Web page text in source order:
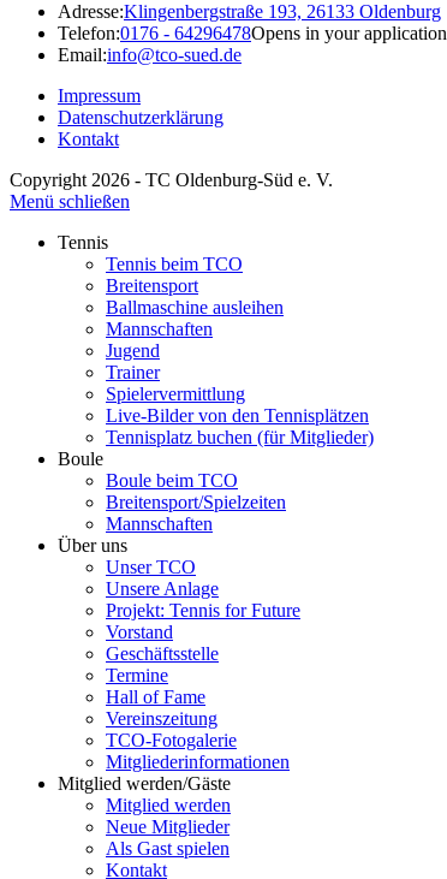
Adresse:Klingenbergstraße 193, 26133 Oldenburg
Telefon:0176 - 64296478Opens in your application
Email:info@tco-sued.de
Impressum
Datenschutzerklärung
Kontakt
Copyright 2026 - TC Oldenburg-Süd e. V.
Menü schließen
Tennis
Tennis beim TCO
Breitensport
Ballmaschine ausleihen
Mannschaften
Jugend
Trainer
Spielervermittlung
Live-Bilder von den Tennisplätzen
Tennisplatz buchen (für Mitglieder)
Boule
Boule beim TCO
Breitensport/Spielzeiten
Mannschaften
Über uns
Unser TCO
Unsere Anlage
Projekt: Tennis for Future
Vorstand
Geschäftsstelle
Termine
Hall of Fame
Vereinszeitung
TCO-Fotogalerie
Mitgliederinformationen
Mitglied werden/Gäste
Mitglied werden
Neue Mitglieder
Als Gast spielen
Kontakt